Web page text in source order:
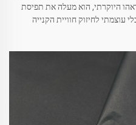
היוקרתי, הוא מעלה את תפיסת
עוצמתי לחיזוק חוויית הקנייה